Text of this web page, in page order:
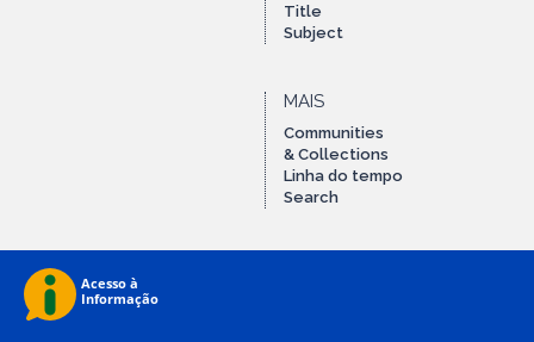
Title
Subject
MAIS
Communities
& Collections
Linha do tempo
Search